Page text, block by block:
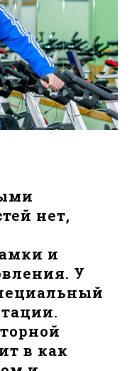
нет,
и
У
в как